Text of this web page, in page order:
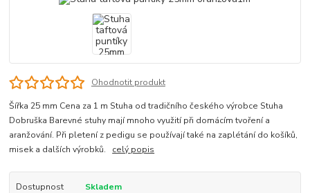
Ohodnotit produkt
Šířka 25 mm Cena za 1 m Stuha od tradičního českého výrobce Stuha
Dobruška Barevné stuhy mají mnoho využití při domácím tvoření a
aranžování. Při pletení z pedigu se používají také na zaplétání do košíků,
misek a dalších výrobků. celý popis
Dostupnost
Skladem